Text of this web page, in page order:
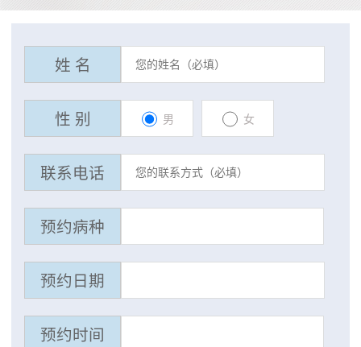
姓 名
性 别 男 女
联系电话
预约病种
预约日期
预约时间